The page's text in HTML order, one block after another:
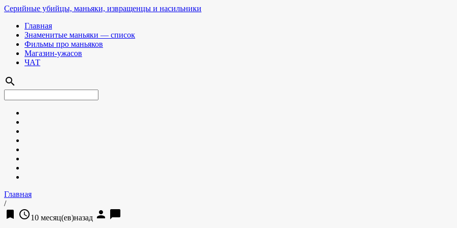
Серийные убийцы, маньяки, извращенцы и насильники
Главная
Знаменитые маньяки — список
Фильмы про маньяков
Магазин-ужасов
ЧАТ
search
Главная
/
bookmark access_time10 месяц(ев)назад person chat_bubble